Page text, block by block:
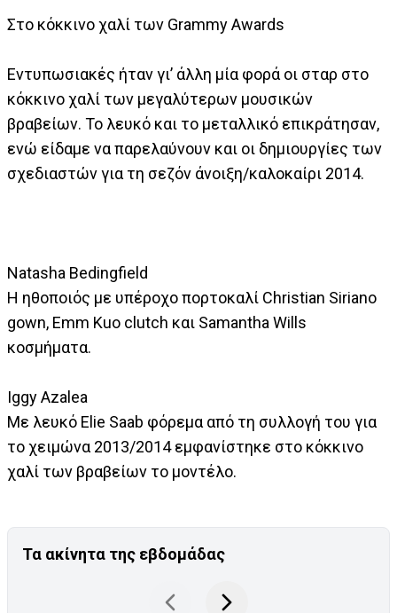
Στο κόκκινο χαλί των Grammy Awards
Εντυπωσιακές ήταν γι’ άλλη μία φορά οι σταρ στο
κόκκινο χαλί των μεγαλύτερων μουσικών
βραβείων. Το λευκό και το μεταλλικό επικράτησαν,
ενώ είδαμε να παρελαύνουν και οι δημιουργίες των
σχεδιαστών για τη σεζόν άνοιξη/καλοκαίρι 2014.
Natasha Bedingfield
Η ηθοποιός με υπέροχο πορτοκαλί Christian Siriano
gown, Emm Kuo clutch και Samantha Wills
κοσμήματα.
Iggy Azalea
Με λευκό Elie Saab φόρεμα από τη συλλογή του για
το χειμώνα 2013/2014 εμφανίστηκε στο κόκκινο
χαλί των βραβείων το μοντέλο.
Τα ακίνητα της εβδομάδας